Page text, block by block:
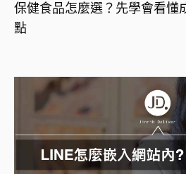
保健食品怎麼選？先學會看懂
點